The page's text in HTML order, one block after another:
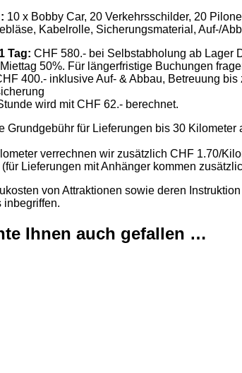
10 x Bobby Car, 20 Verkehrsschilder, 20
Kabelrolle, Sicherungsmaterial, Auf-/
Tag: CHF 580.- bei Selbstabholung ab Lager
50%. Für längerfristige Buchungen
400.- inklusive Auf- & Abbau, Betreuung
wird mit CHF 62.- berechnet.
Grundgebühr für Lieferungen bis 30 Kilometer
verrechnen wir zusätzlich CHF 1.70/
Lieferungen mit Anhänger kommen
von Attraktionen sowie deren
inbegriffen.
Ihnen auch gefallen …